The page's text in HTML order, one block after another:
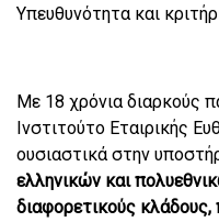
Υπευθυνότητα και
Με 18 χρόνια διαρκούς
Ινστιτούτο Εταιρικής
ουσιαστικά στην
ελληνικών και
διαφορετικούς